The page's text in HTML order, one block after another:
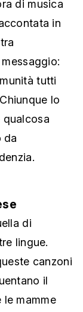
di musica
in
tutti
lo
qualcosa
da
di
lingue.
canzoni
il
mamme